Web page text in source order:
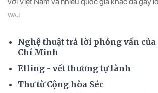
đến quan hệ thương mại toàn cầu. Bài phỏng
WAJ
Nghệ thuật trả lời phỏng vấn của
Chí Minh
Elling - vết thương tự lành
Thư từ Cộng hòa Séc